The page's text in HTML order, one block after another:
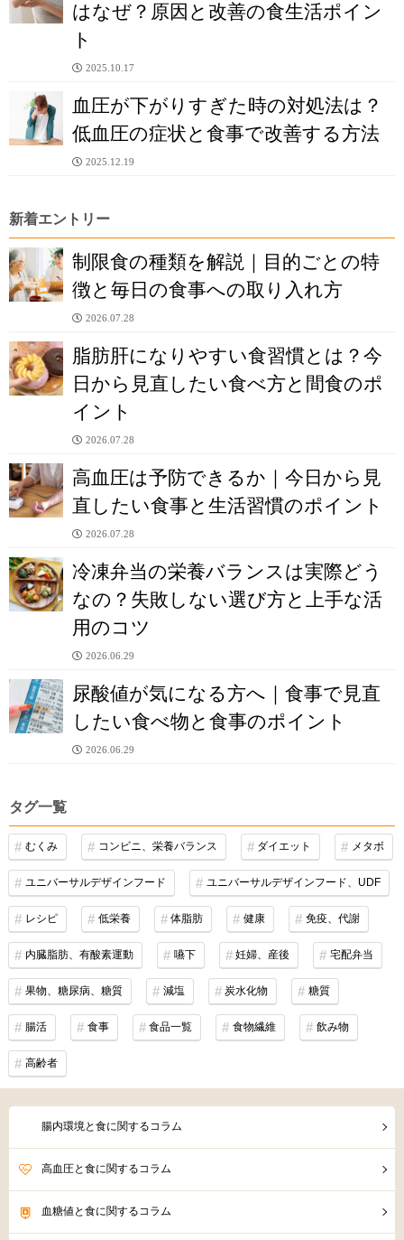
はなぜ？原因と改善の食生活ポイン
ト
2025.10.17
血圧が下がりすぎた時の対処法は？
低血圧の症状と食事で改善する方法
2025.12.19
新着エントリー
制限食の種類を解説｜目的ごとの特
徴と毎日の食事への取り入れ方
2026.07.28
脂肪肝になりやすい食習慣とは？今
日から見直したい食べ方と間食のポ
イント
2026.07.28
高血圧は予防できるか｜今日から見
直したい食事と生活習慣のポイント
2026.07.28
冷凍弁当の栄養バランスは実際どう
なの？失敗しない選び方と上手な活
用のコツ
2026.06.29
尿酸値が気になる方へ｜食事で見直
したい食べ物と食事のポイント
2026.06.29
タグ一覧
むくみ コンビニ、栄養バランス ダイエット メタボ
ユニバーサルデザインフード ユニバーサルデザインフード、UDF
レシピ 低栄養 体脂肪 健康 免疫、代謝
内臓脂肪、有酸素運動 嚥下 妊婦、産後 宅配弁当
果物、糖尿病、糖質 減塩 炭水化物 糖質
腸活 食事 食品一覧 食物繊維 飲み物
高齢者
腸内環境と食に関するコラム
高血圧と食に関するコラム
血糖値と食に関するコラム